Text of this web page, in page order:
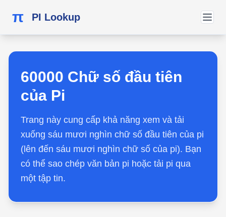
π PI Lookup
60000 Chữ số đầu tiên
của Pi
Trang này cung cấp khả năng xem và tải
xuống sáu mươi nghìn chữ số đầu tiên của pi
(lên đến sáu mươi nghìn chữ số của pi). Bạn
có thể sao chép văn bản pi hoặc tải pi qua
một tập tin.